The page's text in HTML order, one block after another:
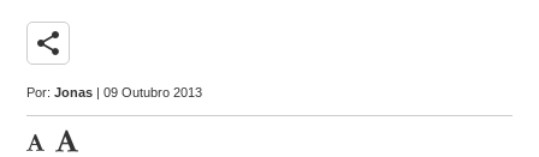
share
Por:Jonas | 09 Outubro 2013